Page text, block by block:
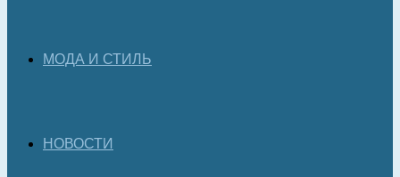
МОДА И СТИЛЬ
НОВОСТИ